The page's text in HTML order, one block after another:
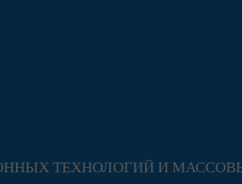
ТЕХНОЛОГИЙ И